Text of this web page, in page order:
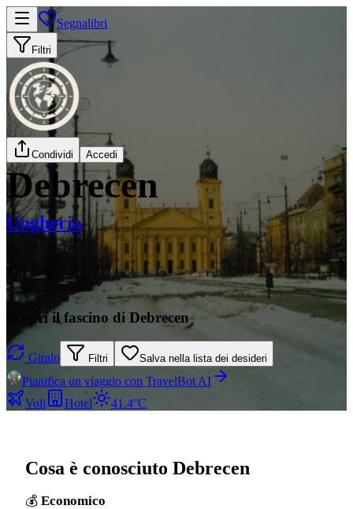
Segnalibri
Filtri
Condividi Accedi
Debrecen
Ungheria
Scopri il fascino di Debrecen
Giralo Filtri Salva nella lista dei desideri
Pianifica un viaggio con TravelBot AI
Voli
Hotel 41.4°C
Cosa è conosciuto Debrecen
Economico